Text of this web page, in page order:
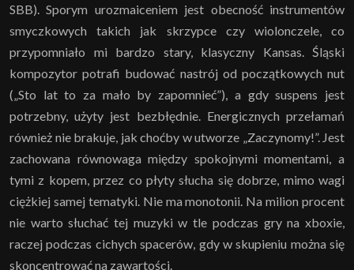
SBB). Sporym urozmaiceniem jest obecność instrumentów
smyczkowych takich jak skrzypce czy wiolonczele, co
przypomniało mi bardzo stary, klasyczny Kansas. Śląski
kompozytor potrafi budować nastrój od początkowych nut
(„Sto lat to za mało by zapomnieć”), a gdy suspens jest
potrzebny, użyty jest bezbłędnie. Energicznych przełamań
również nie brakuje, jak choćby w utworze „Zaczynomy!”. Jest
zachowana równowaga między spokojnymi momentami, a
tymi z kopem, przez co płyty słucha się dobrze, mimo wagi
ciężkiej samej tematyki. Nie ma monotonii. Na milion procent
nie warto słuchać tej muzyki w tle podczas gry na xboxie,
raczej podczas cichych spacerów, gdy w skupieniu można się
skoncentrować na zawartości.